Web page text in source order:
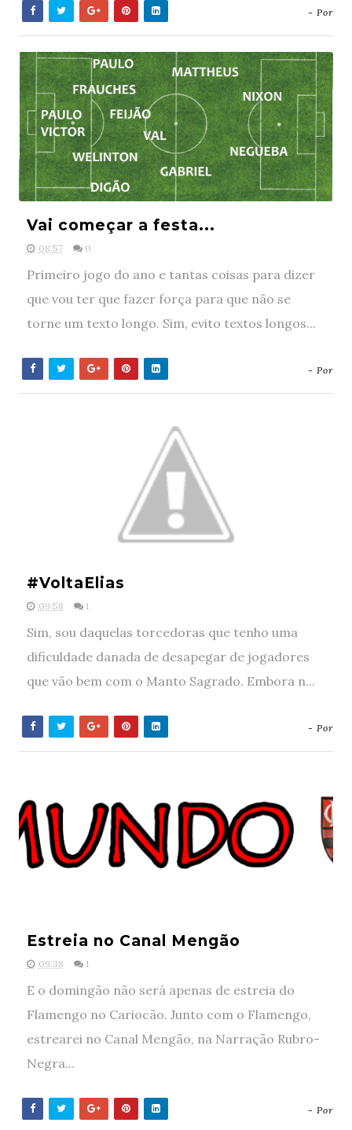
- Por
Vai começar a festa...
08:57 0
Primeiro jogo do ano e tantas coisas para dizer
que vou ter que fazer força para que não se
torne um texto longo. Sim, evito textos longos...
- Por
#VoltaElias
09:58 1
Sim, sou daquelas torcedoras que tenho uma
dificuldade danada de desapegar de jogadores
que vão bem com o Manto Sagrado. Embora n...
- Por
Estreia no Canal Mengão
09:38 1
E o domingão não será apenas de estreia do
Flamengo no Cariocão. Junto com o Flamengo,
estrearei no Canal Mengão, na Narração Rubro-
Negra...
- Por